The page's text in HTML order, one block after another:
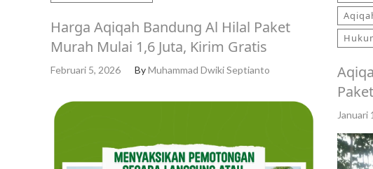
Harga Aqiqah Bandung Al Hilal Paket
Murah Mulai 1,6 Juta, Kirim Gratis
Februari 5, 2026 ByMuhammad Dwiki Septianto
Januari